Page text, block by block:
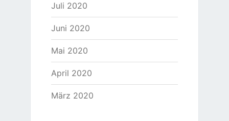
Juli 2020
Juni 2020
Mai 2020
April 2020
März 2020